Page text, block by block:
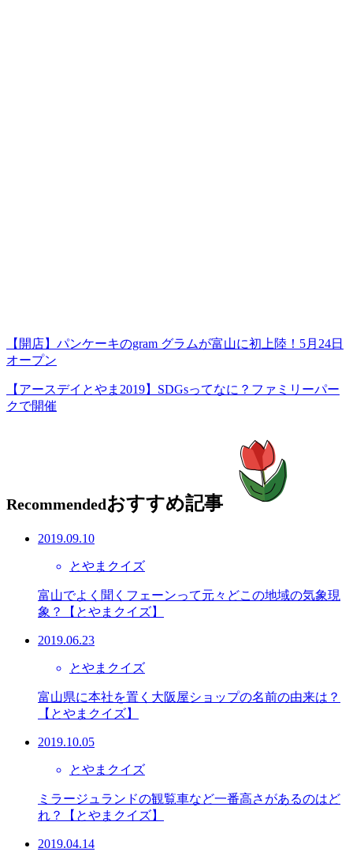
【開店】パンケーキのgram グラムが富山に初上陸！5月24日
オープン
【アースデイとやま2019】SDGsってなに？ファミリーパー
クで開催
Recommendedおすすめ記事
2019.09.10
とやまクイズ
富山でよく聞くフェーンって元々どこの地域の気象現
象？【とやまクイズ】
2019.06.23
とやまクイズ
富山県に本社を置く大阪屋ショップの名前の由来は？
【とやまクイズ】
2019.10.05
とやまクイズ
ミラージュランドの観覧車など一番高さがあるのはど
れ？【とやまクイズ】
2019.04.14